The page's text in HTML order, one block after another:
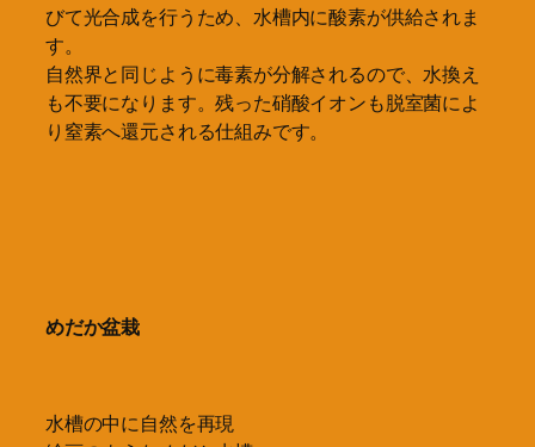
びて光合成を行うため、水槽内に酸素が供給されま
す。
自然界と同じように毒素が分解されるので、水換え
も不要になります。残った硝酸イオンも脱室菌によ
り窒素へ還元される仕組みです。
めだか盆栽
水槽の中に自然を再現